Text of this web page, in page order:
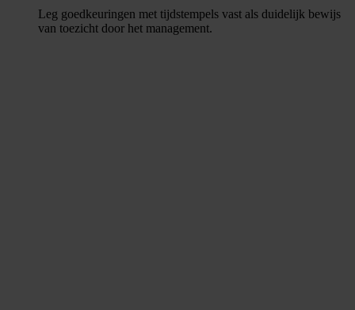
Leg goedkeuringen met tijdstempels vast als duidelijk bewijs
van toezicht door het management.